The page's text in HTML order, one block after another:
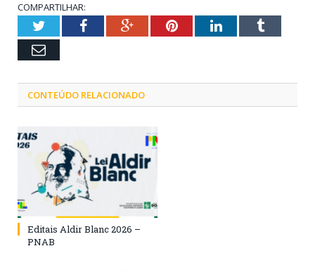
COMPARTILHAR:
TwitterFacebookGoogle+PinterestLinkedInTumblr
Email
CONTEÚDO RELACIONADO
Editais Aldir Blanc 2026 –
PNAB